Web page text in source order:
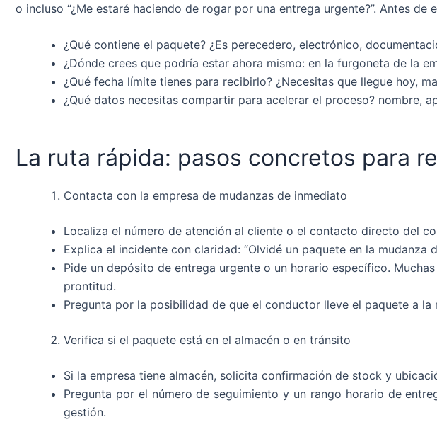
o incluso “¿Me estaré haciendo de rogar por una entrega urgente?”. Antes
¿Qué contiene el paquete? ¿Es perecedero, electrónico,
¿Dónde crees que podría estar ahora mismo: en la furgoneta de la
¿Qué fecha límite tienes para recibirlo? ¿Necesitas que llegue hoy,
¿Qué datos necesitas compartir para acelerar el proceso? nombre,
La ruta rápida: pasos concretos para
Contacta con la empresa de mudanzas de inmediato
Localiza el número de atención al cliente o el contacto directo del
Explica el incidente con claridad: “Olvidé un paquete en la
Pide un depósito de entrega urgente o un horario específico.
prontitud.
Pregunta por la posibilidad de que el conductor lleve el paquete a
Verifica si el paquete está en el almacén o en tránsito
Si la empresa tiene almacén, solicita confirmación de stock y
Pregunta por el número de seguimiento y un rango horario de
gestión.